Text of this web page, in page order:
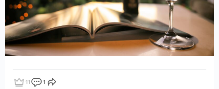
點讚 11 評論 1 分享